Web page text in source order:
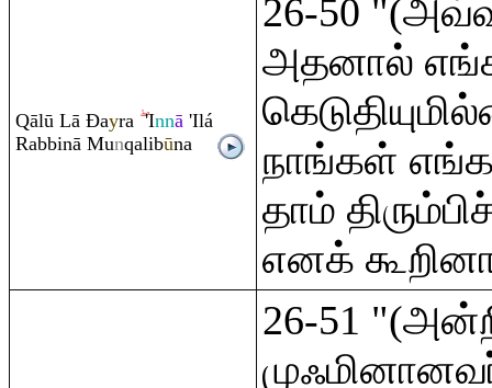
Qālū Lā Đayra 'Innā 'Ilá
Rabbinā Munqalibūna
26-50
அதனால்
நாங்கள்
தாம்
எனக்
26-51